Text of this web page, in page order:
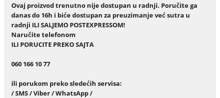
Ovaj proizvod trenutno nije dostupan u radnji. Poručite ga
danas do 16h i biće dostupan za preuzimanje već sutra u
radnji ILI SALJEMO POSTEXPRESSOM!
Naručite telefonom
ILI PORUCITE PREKO SAJTA
060 166 10 77
ili porukom preko sledećih servisa:
/ SMS / Viber / WhatsApp /